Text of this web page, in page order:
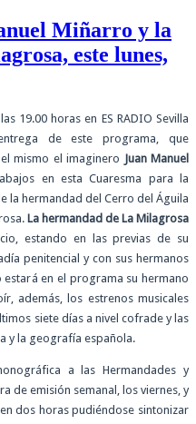
Miñarro y la
este lunes,
19.00 horas en ES RADIO Sevilla
de este programa, que
mismo el imaginero Juan Manuel
en esta Cuaresma para la
la hermandad del Cerro del Águila
La hermandad de La Milagrosa
estando en las previas de su
penitencial y con sus hermanos
estará en el programa su hermano
además, los estrenos musicales
siete días a nivel cofrade y las
y la geografía española.
a las Hermandades y
de emisión semanal, los viernes, y
dos horas pudiéndose sintonizar